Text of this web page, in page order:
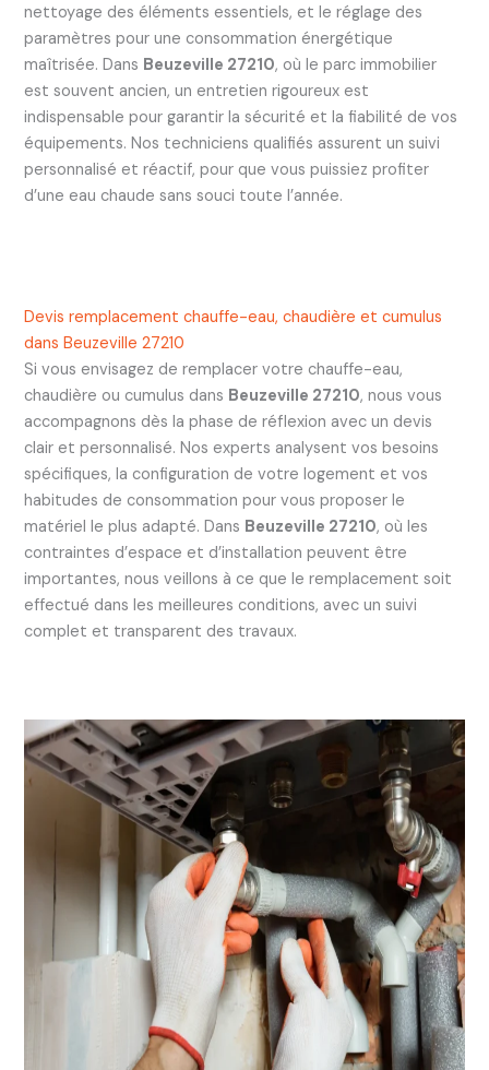
nettoyage des éléments essentiels, et le réglage des
paramètres pour une consommation énergétique
maîtrisée. Dans Beuzeville 27210, où le parc immobilier
est souvent ancien, un entretien rigoureux est
indispensable pour garantir la sécurité et la fiabilité de vos
équipements. Nos techniciens qualifiés assurent un suivi
personnalisé et réactif, pour que vous puissiez profiter
d’une eau chaude sans souci toute l’année.
Devis remplacement chauffe-eau, chaudière et cumulus
dans Beuzeville 27210
Si vous envisagez de remplacer votre chauffe-eau,
chaudière ou cumulus dans Beuzeville 27210, nous vous
accompagnons dès la phase de réflexion avec un devis
clair et personnalisé. Nos experts analysent vos besoins
spécifiques, la configuration de votre logement et vos
habitudes de consommation pour vous proposer le
matériel le plus adapté. Dans Beuzeville 27210, où les
contraintes d’espace et d’installation peuvent être
importantes, nous veillons à ce que le remplacement soit
effectué dans les meilleures conditions, avec un suivi
complet et transparent des travaux.